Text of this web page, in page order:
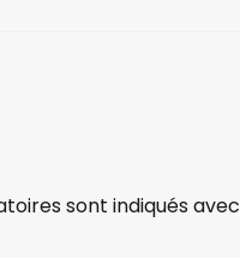
sont indiqués avec